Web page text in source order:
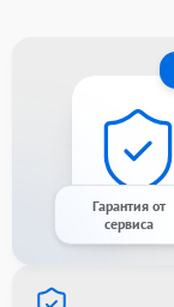
Гарантия от
сервиса